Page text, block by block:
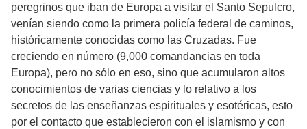
peregrinos que iban de Europa a visitar el Santo Sepulcro,
venían siendo como la primera policía federal de caminos,
históricamente conocidas como las Cruzadas. Fue
creciendo en número (9,000 comandancias en toda
Europa), pero no sólo en eso, sino que acumularon altos
conocimientos de varias ciencias y lo relativo a los
secretos de las enseñanzas espirituales y esotéricas, esto
por el contacto que establecieron con el islamismo y con